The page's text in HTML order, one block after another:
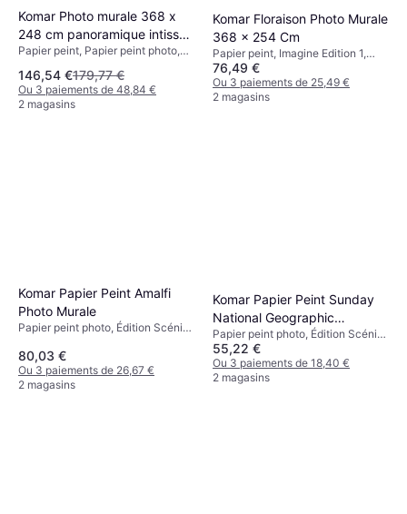
Komar Photo murale 368 x
248 cm panoramique intissé
World Map
Papier peint, Papier peint photo,
146,54 €179,77 €
Ou 3 paiements de 48,84 €
2 magasins
Komar Floraison Photo Murale
368 x 254 Cm
Papier peint, Imagine Edition 1,
Floral
76,49 €
Ou 3 paiements de 25,49 €
2 magasins
Komar Papier Peint Amalfi
Photo Murale
Papier peint photo, Édition Scénics
80,03 €
Ou 3 paiements de 26,67 €
2 magasins
Komar Papier Peint Sunday
National Geographic
368x254cm Papier
Papier peint photo, Édition Scénics
1, Nature
55,22 €
Ou 3 paiements de 18,40 €
2 magasins